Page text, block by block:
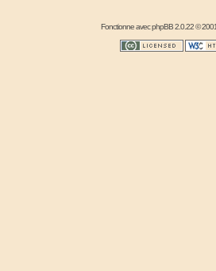
Fonctionne avecphpBB2.0.22 ©